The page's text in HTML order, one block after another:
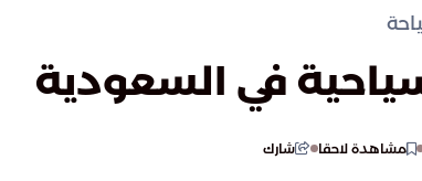
في السعودية
مشاهدة لاحقا شارك